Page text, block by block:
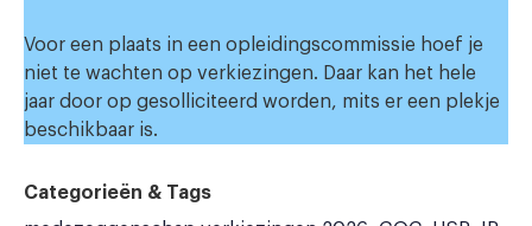
Voor een plaats in een opleidingscommissie hoef je
niet te wachten op verkiezingen. Daar kan het hele
jaar door op gesolliciteerd worden, mits er een plekje
beschikbaar is.
Categorieën & Tags